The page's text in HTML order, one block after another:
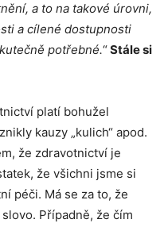
a to na takové úrovni,
a cílené dostupnosti
potřebné.“Stále si
platí bohužel
kauzy „kulich“ apod.
že zdravotnictví je
že všichni jsme si
péči. Má se za to, že
Případně, že čím